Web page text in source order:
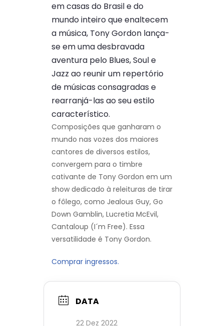
em casas do Brasil e do
mundo inteiro que enaltecem
a música, Tony Gordon lança-
se em uma desbravada
aventura pelo Blues, Soul e
Jazz ao reunir um repertório
de músicas consagradas e
rearranjá-las ao seu estilo
característico.
Composições que ganharam o
mundo nas vozes dos maiores
cantores de diversos estilos,
convergem para o timbre
cativante de Tony Gordon em um
show dedicado à releituras de tirar
o fôlego, como Jealous Guy, Go
Down Gamblin, Lucretia McEvil,
Cantaloup (I´m Free). Essa
versatilidade é Tony Gordon.
Comprar ingressos.
DATA
22 Dez 2022